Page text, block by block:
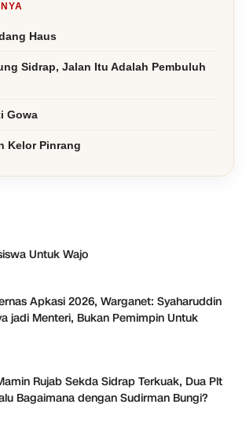
Haus
Sidrap, Jalan Itu Adalah Pembuluh
Gowa
Kelor Pinrang
Untuk Wajo
Apkasi 2026, Warganet: Syaharuddin
jadi Menteri, Bukan Pemimpin Untuk
Rujab Sekda Sidrap Terkuak, Dua Plt
Bagaimana dengan Sudirman Bungi?